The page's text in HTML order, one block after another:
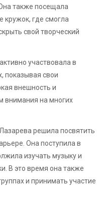
также посещала
кружок, где смогла
свой творческий
участвовала в
показывая свои
внешность и
внимания на многих
решила посвятить
Она поступила в
изучать музыку и
В это время она также
и принимать участие